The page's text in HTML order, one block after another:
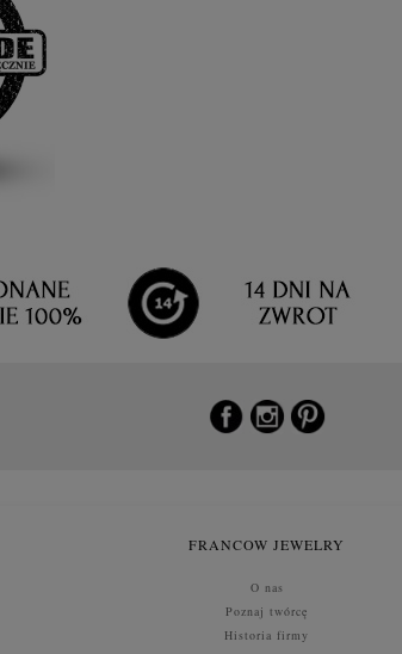
FRANCOW JEWELRY
O nas
Poznaj twórcę
Historia firmy